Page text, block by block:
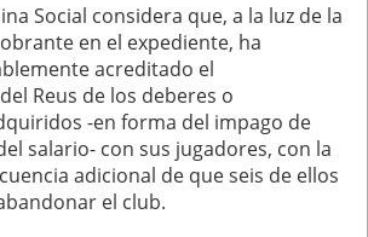
Social considera que, a la luz de la
en el expediente, ha
acreditado el
Reus de los deberes o
-en forma del impago de
salario- con sus jugadores, con la
adicional de que seis de ellos
el club.